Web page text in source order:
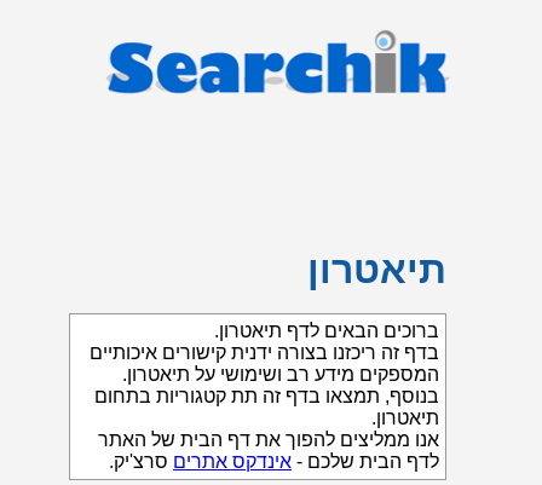
תיאטרון
ברוכים הבאים לדף תיאטרון.
בדף זה ריכזנו בצורה ידנית קישורים איכותיים
המספקים מידע רב ושימושי על תיאטרון.
בנוסף, תמצאו בדף זה תת קטגוריות בתחום
תיאטרון.
אנו ממליצים להפוך את דף הבית של האתר
לדף הבית שלכם - אינדקס אתרים סרצ'יק.